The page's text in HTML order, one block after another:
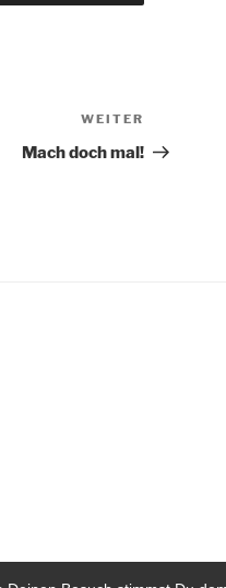
Beitrag
WEITER
Mach doch mal!